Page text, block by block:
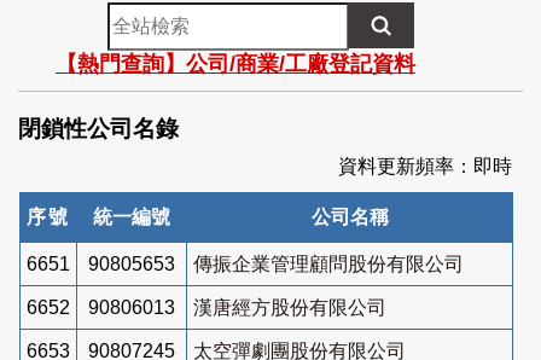
全
站
檢
索
【熱門查詢】公司/商業/工廠登記資料
閉鎖性公司名錄
資料更新頻率：即時
序號 統一編號 公司名稱
6651 90805653 傳振企業管理顧問股份有限公司
6652 90806013 漢唐經方股份有限公司
6653 90807245 太空彈劇團股份有限公司